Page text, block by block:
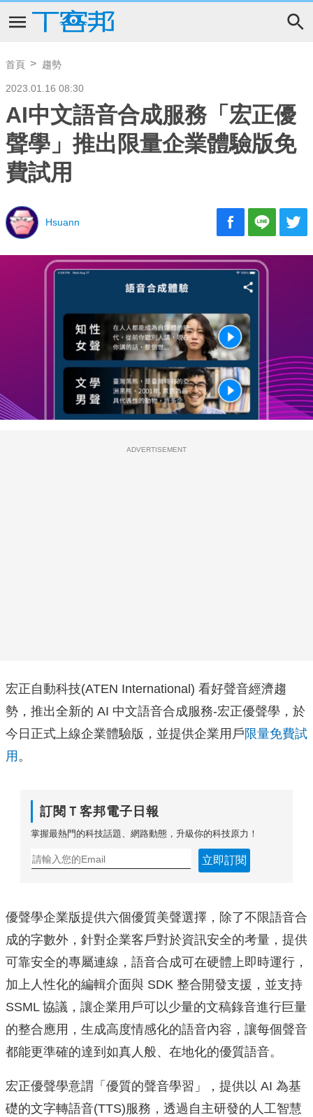
首頁 趨勢
2023.01.16 08:30
AI中文語音合成服務「宏正優
聲學」推出限量企業體驗版免
費試用
Hsuann
ADVERTISEMENT
宏正自動科技(ATEN International) 看好聲音經濟趨
勢，推出全新的 AI 中文語音合成服務-宏正優聲學 ，於
今日正式上線企業體驗版，並提供企業用戶限量免費試
用 。
訂閱Ｔ客邦電子日報
掌握最熱門的科技話題、網路動態，升級你的科技原力！
立即訂閱
優聲學企業版提供六個優質美聲選擇，除了不限語音合
成的字數外， 針對企業客戶對於資訊安全的考量，提供
可靠安全的專屬連線，語音合成可在硬體上即時運行，
加上人性化的編輯介面與 SDK 整合開發支援，並支持
SSML 協議，讓企業用戶可以少量的文稿錄音進行巨量
的整合應用，生成高度情感化的語音內容， 讓每個聲音
都能更準確的達到如真人般、在地化的優質語音。
宏正優聲學意謂「優質的聲音學習」，提供以 AI 為基
礎的文字轉語音(TTS)服務，透過自主研發的人工智慧